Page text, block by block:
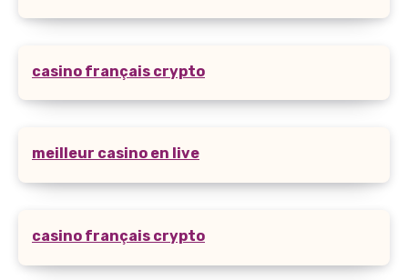
casino français crypto
meilleur casino en live
casino français crypto